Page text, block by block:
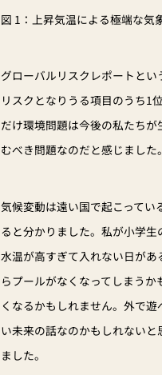
図 1：上昇気温による極端な気
グローバルリスクレポートと
リスクとなりうる項目のうち1
だけ環境問題は今後の私たち
むべき問題なのだと感じました。
気候変動は遠い国で起こって
ると分かりました。私が小学
水温が高すぎて入れない日が
らプールがなくなってしまう
くなるかもしれません。外で
い未来の話なのかもしれない
ました。